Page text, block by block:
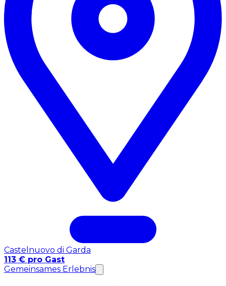
Castelnuovo di Garda
113 € pro Gast
Gemeinsames Erlebnis